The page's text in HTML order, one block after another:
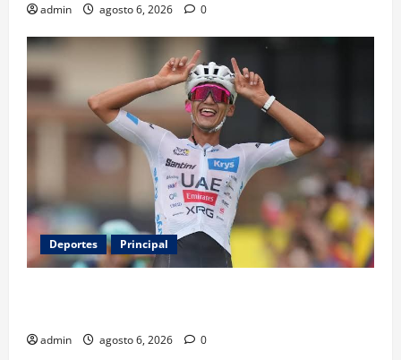
admin agosto 6, 2026 0
Deportes Principal
admin agosto 6, 2026 0